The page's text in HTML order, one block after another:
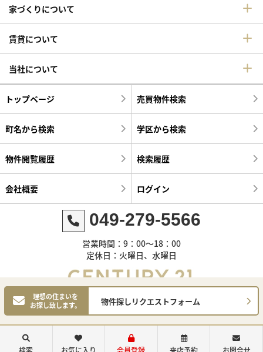
理想の住まいを
お探し致します。
物件探しリクエストフォーム
家づくりについて
賃貸について
当社について
トップページ 売買物件検索
町名から検索 学区から検索
物件閲覧履歴 検索履歴
会社概要 ログイン
049-279-5566
営業時間：9：00～18：00
定休日：火曜日、水曜日
©センチュリー21明和ハウス
検索 お気に入り 会員登録 来店予約 お問合せ